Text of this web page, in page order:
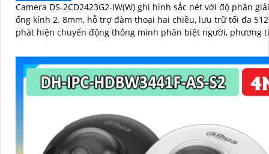
Camera DS-2CD2423G2-IW(W) ghi hình sắc nét với độ phân
ống kính 2. 8mm, hỗ trợ đàm thoại hai chiều, lưu trữ tối đa
phát hiện chuyển động thông minh phân biệt người, phương